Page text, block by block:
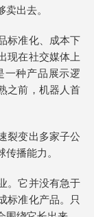
出去。
标准化、成本下
现在社交媒体上
一种产品展示逻
之前，机器人首
裂变出多家子公
播能力。
。它并没有急于
标准化产品。只